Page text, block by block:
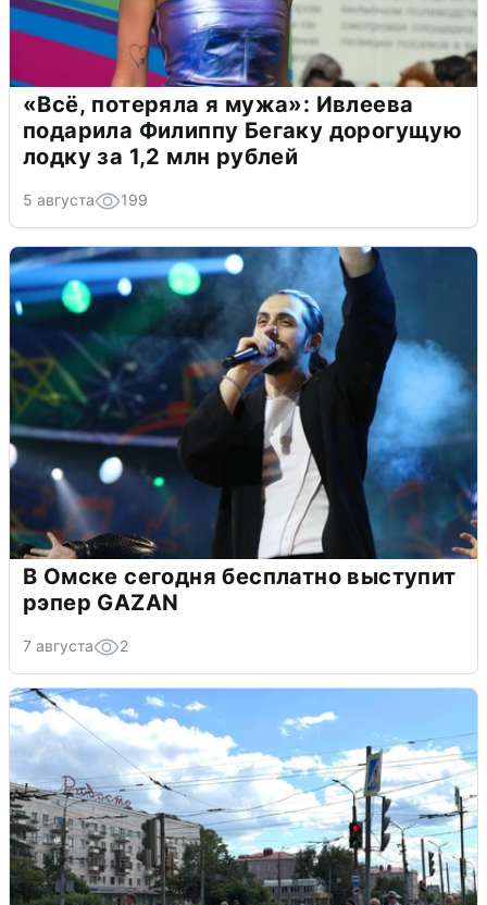
«Всё, потеряла я мужа»: Ивлеева
подарила Филиппу Бегаку дорогущую
лодку за 1,2 млн рублей
5 августа 199
В Омске сегодня бесплатно выступит
рэпер GAZAN
7 августа 2